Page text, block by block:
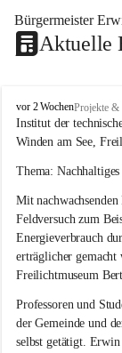
Bürgermeister
Aktuelle
W
i
n
e
a
m
S
e
e
vor 2 WochenProjekte &
Institut der
Winden am See,
Thema:
Mit
Feldversuch zum
Energieverbrauch
erträglicher gemacht
Freilichtmuseum
Professoren und
der Gemeinde und
selbst getätigt. Erwin